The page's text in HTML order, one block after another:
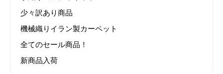
少々訳あり商品
機械織りイラン製カーペット
全てのセール商品！
新商品入荷